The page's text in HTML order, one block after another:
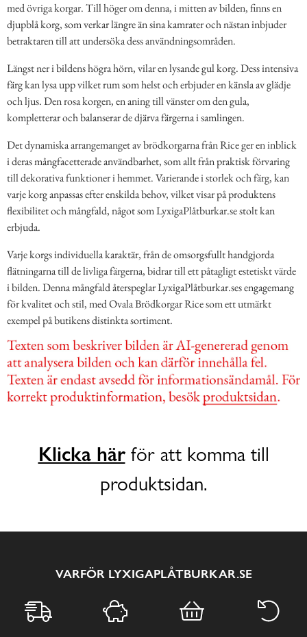
med övriga korgar. Till höger om denna, i mitten av bilden, finns en
djupblå korg, som verkar längre än sina kamrater och nästan inbjuder
betraktaren till att undersöka dess användningsområden.
Längst ner i bildens högra hörn, vilar en lysande gul korg. Dess intensiva
färg kan lysa upp vilket rum som helst och erbjuder en känsla av glädje
och ljus. Den rosa korgen, en aning till vänster om den gula,
kompletterar och balanserar de djärva färgerna i samlingen.
Det dynamiska arrangemanget av brödkorgarna från Rice ger en inblick
i deras mångfacetterade användbarhet, som allt från praktisk förvaring
till dekorativa funktioner i hemmet. Varierande i storlek och färg, kan
varje korg anpassas efter enskilda behov, vilket visar på produktens
flexibilitet och mångfald, något som LyxigaPlåtburkar.se stolt kan
erbjuda.
Varje korgs individuella karaktär, från de omsorgsfullt handgjorda
flätningarna till de livliga färgerna, bidrar till ett påtagligt estetiskt värde
i bilden. Denna mångfald återspeglar LyxigaPlåtburkar.ses engagemang
för kvalitet och stil, med Ovala Brödkorgar Rice som ett utmärkt
exempel på butikens distinkta sortiment.
Klicka härför att komma till
produktsidan.
VARFÖR LYXIGAPLÅTBURKAR.SE